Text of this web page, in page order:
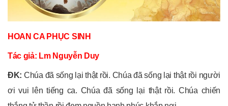
HOAN CA PHỤC SINH
Tác giả: Lm Nguyễn Duy
ĐK: Chúa đã sống lại thật rồi. Chúa đã sống lại thật rồi người
ơi vui lên tiếng ca. Chúa đã sống lại thật rồi. Chúa chiến